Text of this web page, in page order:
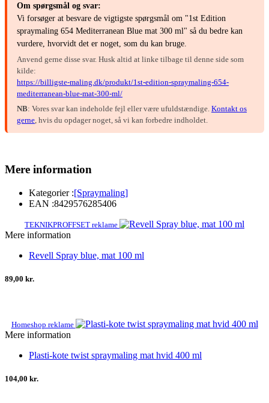
Om spørgsmål og svar:
Vi forsøger at besvare de vigtigste spørgsmål om "1st Edition
spraymaling 654 Mediterranean Blue mat 300 ml" så du bedre kan
vurdere, hvorvidt det er noget, som du kan bruge.
Anvend gerne disse svar. Husk altid at linke tilbage til denne side som
kilde:
https://billigste-maling.dk/produkt/1st-edition-spraymaling-654-
mediterranean-blue-mat-300-ml/
NB: Vores svar kan indeholde fejl eller være ufuldstændige. Kontakt os
gerne , hvis du opdager noget, så vi kan forbedre indholdet.
Mere information
Kategorier :[Spraymaling]
EAN :8429576285406
TEKNIKPROFFSET reklame
Mere information
Revell Spray blue, mat 100 ml
89,00 kr.
Homeshop reklame
Mere information
Plasti-kote twist spraymaling mat hvid 400 ml
104,00 kr.